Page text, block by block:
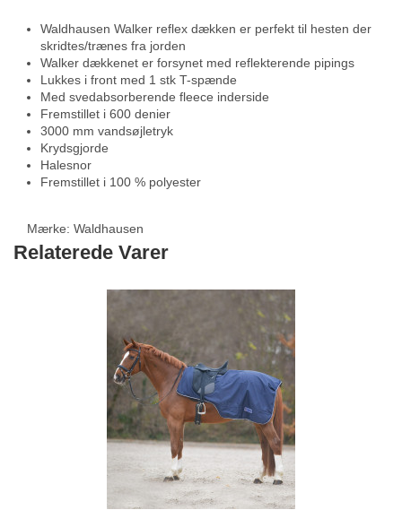
Waldhausen Walker reflex dækken er perfekt til hesten der
skridtes/trænes fra jorden
Walker dækkenet er forsynet med reflekterende pipings
Lukkes i front med 1 stk T-spænde
Med svedabsorberende fleece inderside
Fremstillet i 600 denier
3000 mm vandsøjletryk
Krydsgjorde
Halesnor
Fremstillet i 100 % polyester
Mærke: Waldhausen
Relaterede Varer